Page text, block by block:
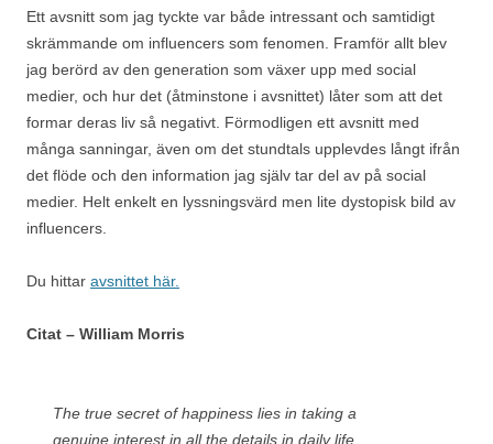
Ett avsnitt som jag tyckte var både intressant och samtidigt
skrämmande om influencers som fenomen. Framför allt blev
jag berörd av den generation som växer upp med social
medier, och hur det (åtminstone i avsnittet) låter som att det
formar deras liv så negativt. Förmodligen ett avsnitt med
många sanningar, även om det stundtals upplevdes långt ifrån
det flöde och den information jag själv tar del av på social
medier. Helt enkelt en lyssningsvärd men lite dystopisk bild av
influencers.
Du hittar avsnittet här.
Citat – William Morris
The true secret of happiness lies in taking a
genuine interest in all the details in daily life.